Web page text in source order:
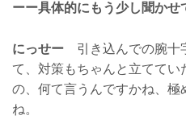
ーー具体的にもう少し聞かせ
にっせー 引き込んでの腕十
て、対策もちゃんと立てて
の、何て言うんですかね、極
ね。